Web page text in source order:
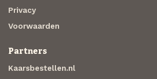
Privacy
Voorwaarden
Partners
Kaarsbestellen.nl